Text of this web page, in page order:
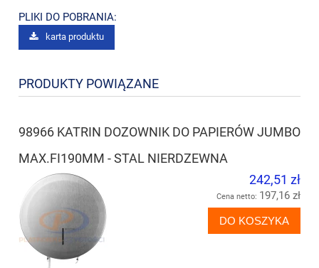
PLIKI DO POBRANIA:
karta produktu
PRODUKTY POWIĄZANE
98966 KATRIN DOZOWNIK DO PAPIERÓW JUMBO
MAX.FI190MM - STAL NIERDZEWNA
242,51 zł
Cena netto: 197,16 zł
DO KOSZYKA